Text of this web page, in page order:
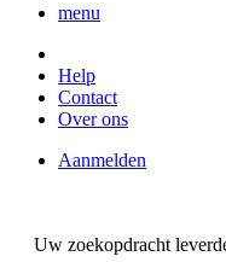
menu
Help
Contact
Over ons
Aanmelden
Uw zoekopdracht